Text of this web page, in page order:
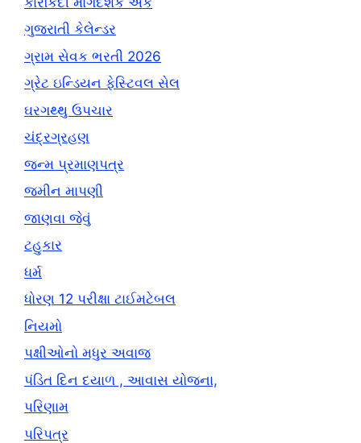
ગુજરાતી કેલેન્ડર
ગ્રામ સેવક ભરતી 2026
ગ્રેટ ઇન્ડિયન ફેસ્ટિવલ સેલ
ઘરગથ્થુ ઉપચાર
ચંદ્રગ્રહણ
જન્મ પ્રમાણપત્ર
જમીન માપણી
જાણવા જેવું
ટહુકાર
ધર્મ
ધોરણ 12 પરીક્ષા ટાઈમટેબલ
નિયમો
પક્ષીઓનો મધુર અવાજ
પંડિત દિન દયાળ , આવાસ યોજના,
પરિણામ
પરિપત્ર